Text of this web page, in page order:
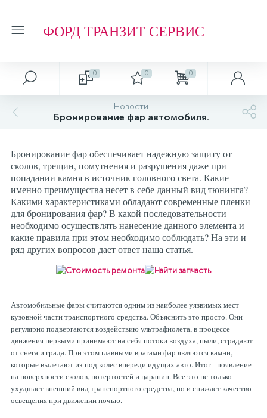
ФОРД ТРАНЗИТ СЕРВИС
0 0 0
Новости
Бронирование фар автомобиля.
Бронирование фар обеспечивает надежную защиту от
сколов, трещин, помутнения и разрушения даже при
попадании камня в источник головного света. Какие
именно преимущества несет в себе данный вид тюнинга?
Какими характеристиками обладают современные пленки
для бронирования фар? В какой последовательности
необходимо осуществлять нанесение данного элемента и
какие правила при этом необходимо соблюдать? На эти и
ряд других вопросов дает ответ наша статья.
Автомобильные фары считаются одним из наиболее уязвимых мест
кузовной части транспортного средства. Объяснить это просто. Они
регулярно подвергаются воздействию ультрафиолета, в процессе
движения первыми принимают на себя потоки воздуха, пыли, страдают
от снега и града. При этом главными врагами фар являются камни,
которые вылетают из-под колес впереди идущих авто. Итог - появление
на поверхности сколов, потертостей и царапин. Все это не только
ухудшает внешний вид транспортного средства, но и снижает качество
освещения при движении ночью.
Автосервис
Ремонт подвески и ходовой части
Ремонт агрегатов
Кузовные работы
Плановое Т.О.
Рулевая система
Топливная система
Тормозная система
Автоэлектрика
О магазине
Отзывы о компании
Обзоры и советы
Обзоры
Рейтинг
Технологии
Т.О. ФОРД ТРАНЗИТ
Фильтр МАСЛЯНЫЙ
Фильтр ТОПЛИВНЫЙ
Фильтр ВОЗДУШНЫЙ
Фильтр САЛОННЫЙ
Масло МОТОРНОЕ
МАСЛО ТРАНСМИССИОННОЕ
ТОРМОЗНАЯ ЖИДКОСТЬ
АНТИФРИЗ